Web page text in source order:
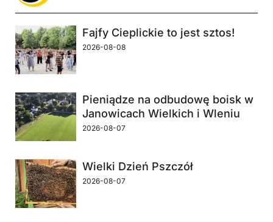
Fajfy Cieplickie to jest sztos!
2026-08-08
Pieniądze na odbudowę boisk w
Janowicach Wielkich i Wleniu
2026-08-07
Wielki Dzień Pszczół
2026-08-07